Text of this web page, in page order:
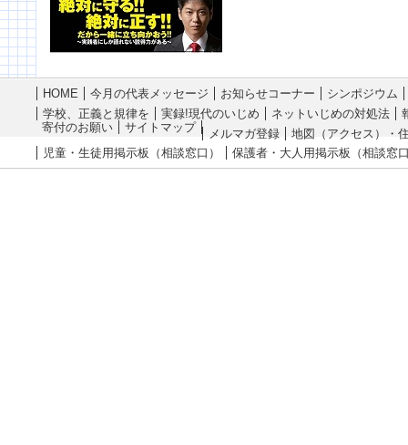
HOME 今月の代表メッセージ お知らせコーナー
シンポジウム
学校、正義と規律を
実録!現代のいじめ ネットいじめの対処法
寄付のお願い
サイトマップ メルマガ登録
地図（アクセス）・
児童・生徒用掲示板（相談窓口）
保護者・大人用掲示板（相談窓